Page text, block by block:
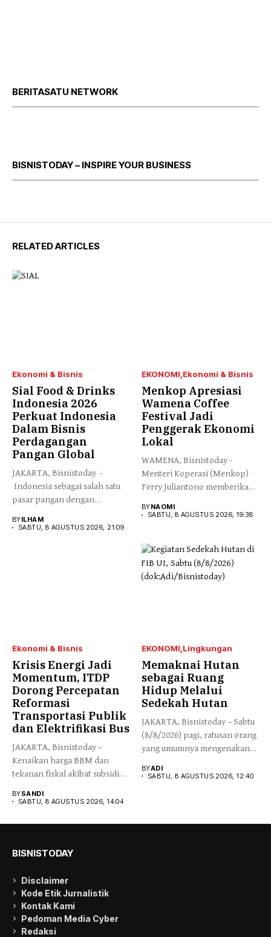
BERITASATU NETWORK
BISNISTODAY – INSPIRE YOUR BUSINESS
RELATED ARTICLES
Ekonomi & Bisnis
Sial Food & Drinks
Indonesia 2026
Perkuat Indonesia
Dalam Bisnis
Perdagangan
Pangan Global
JAKARTA, Bisnistoday -
Indonesia sebagai salah satu
pasar pangan dengan
BYILHAM
SABTU, 8 AGUSTUS 2026, 21:09
EKONOMI Ekonomi & Bisnis
Menkop Apresiasi
Wamena Coffee
Festival Jadi
Penggerak Ekonomi
Lokal
WAMENA, Bisnistoday -
Menteri Koperasi (Menkop)
Ferry Juliantono memberikan
BYNAOMI
SABTU, 8 AGUSTUS 2026, 19:38
Ekonomi & Bisnis
Krisis Energi Jadi
Momentum, ITDP
Dorong Percepatan
Reformasi
Transportasi Publik
dan Elektrifikasi Bus
JAKARTA, Bisnistoday –
Kenaikan harga BBM dan
tekanan fiskal akibat subsidi
BYSANDI
SABTU, 8 AGUSTUS 2026, 14:04
EKONOMI Lingkungan
Memaknai Hutan
sebagai Ruang
Hidup Melalui
Sedekah Hutan
JAKARTA, Bisnistoday – Sabtu
(8/8/2026) pagi, ratusan orang
yang umumnya mengenakan
BYADI
SABTU, 8 AGUSTUS 2026, 12:40
BISNISTODAY
Disclaimer
Kode Etik Jurnalistik
Kontak Kami
Pedoman Media Cyber
Redaksi